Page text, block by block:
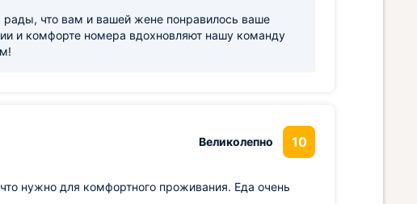
что вам и вашей жене понравилось ваше
и комфорте номера вдохновляют нашу команду
Великолепно 10
нужно для комфортного проживания. Еда очень